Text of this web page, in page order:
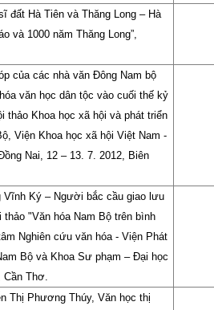
đất Hà Tiên và Thăng Long – Hà
và 1000 năm Thăng Long”,
của các nhà văn Đông Nam bộ
văn học dân tộc vào cuối thế kỷ
thảo Khoa học xã hội và phát triển
Viện Khoa học xã hội Việt Nam -
Nai, 12 – 13. 7. 2012, Biên
Ký – Người bắc cầu giao lưu
thảo "Văn hóa Nam Bộ trên bình
Nghiên cứu văn hóa - Viện Phát
Bộ và Khoa Sư phạm – Đại học
Thơ.
Thị Phương Thúy, Văn học thị